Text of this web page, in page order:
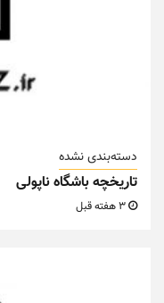
دسته‌بندی نشده
تاریخچه باشگاه ناپولی